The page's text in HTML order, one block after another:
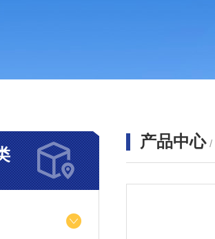
产品中心 /